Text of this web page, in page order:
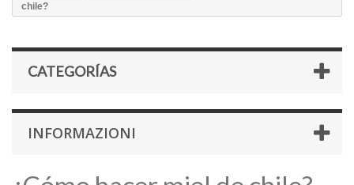
chile?
CATEGORÍAS
INFORMAZIONI